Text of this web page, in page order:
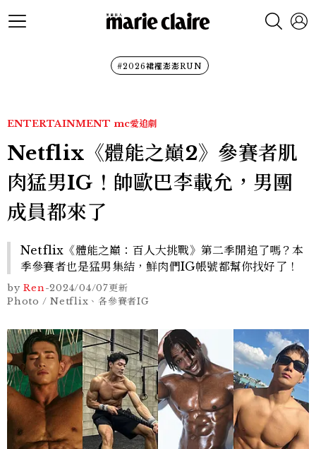
#2026裙襬澎澎RUN
ENTERTAINMENT mc愛追劇
Netflix《體能之巔2》參賽者肌
肉猛男IG！帥歐巴李載允，男團
成員都來了
Netflix《體能之巔：百人大挑戰》第二季開追了嗎？本
季參賽者也是猛男集結，鮮肉們IG帳號都幫你找好了！
by Ren-2024/04/07更新
Photo / Netflix、各參賽者IG